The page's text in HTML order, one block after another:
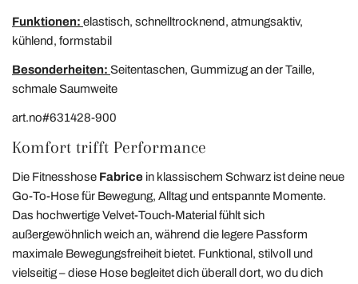
Funktionen: elastisch, schnelltrocknend, atmungsaktiv,
kühlend, formstabil
Besonderheiten: Seitentaschen, Gummizug an der Taille,
schmale Saumweite
art.no#631428-900
Komfort trifft Performance
Die Fitnesshose Fabrice in klassischem Schwarz ist deine neue
Go‑To‑Hose für Bewegung, Alltag und entspannte Momente.
Das hochwertige Velvet‑Touch‑Material fühlt sich
außergewöhnlich weich an, während die legere Passform
maximale Bewegungsfreiheit bietet. Funktional, stilvoll und
vielseitig – diese Hose begleitet dich überall dort, wo du dich